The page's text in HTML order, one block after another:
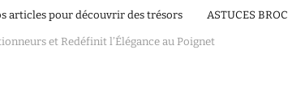
articles pour découvrir des trésors ASTUCES BROC
et Redéfinit l’Élégance au Poignet